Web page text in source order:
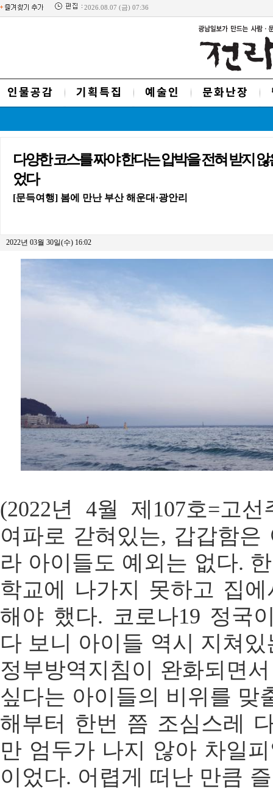
2026.08.07 (금) 07:36
인물공감 기획특집 예술인 문화난장
다양한 코스를 짜야 한다는 압박을 전혀 받지
었다
[문득여행] 봄에 만난 부산 해운대·광안리
2022년 03월 30일(수) 16:02
(2022년 4월 제107호=고
여파로 갇혀있는, 갑갑함은
라 아이들도 예외는 없다.
학교에 나가지 못하고 집
해야 했다. 코로나19 정국
다 보니 아이들 역시 지쳐
정부방역지침이 완화되면
싶다는 아이들의 비위를 맞
해부터 한번 쯤 조심스레
만 엄두가 나지 않아 차일
이었다. 어렵게 떠난 만큼